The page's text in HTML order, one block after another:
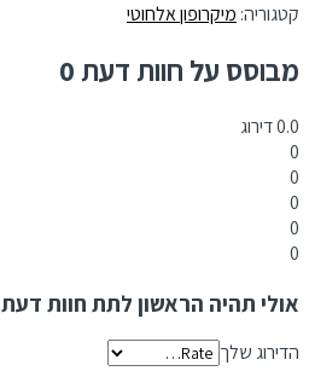
קטגוריה:מיקרופון אלחוטי
מבוסס על חוות דעת 0
0.0דירוג
אולי תהיה הראשון לתת חוות
הדירוג שלך